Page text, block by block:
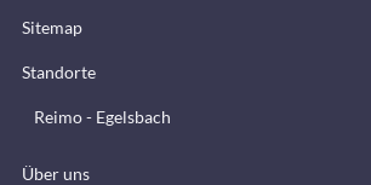
Sitemap
Standorte
Reimo - Egelsbach
Über uns